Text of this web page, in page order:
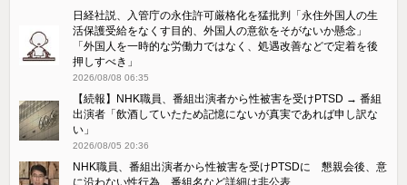
日経社説、入管庁の永住許可厳格化を猛批判「永住外国人の生
活保護受給をなくす目的、外国人の意欲をそがないか懸念」
「外国人を一時的な労働力ではなく、処遇改善などで定着を後
押しすべき」
2026/08/08 06:35
【続報】NHK職員、番組出演者から性被害を受けPTSD → 番組
出演者「飲酒していたため記憶にないが真実であれば申し訳な
い」
2026/08/05 20:36
NHK職員、番組出演者から性被害を受けPTSDに 懇親会後、意
に沿わない性行為、番組名など詳細は非公表